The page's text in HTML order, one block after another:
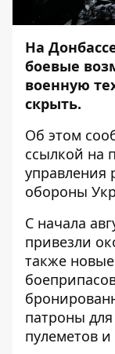
На
боевые
военную
скрыть.
Об этом
ссылкой на
управления
обороны
С начала
привезли
также
патроны
пулеметов